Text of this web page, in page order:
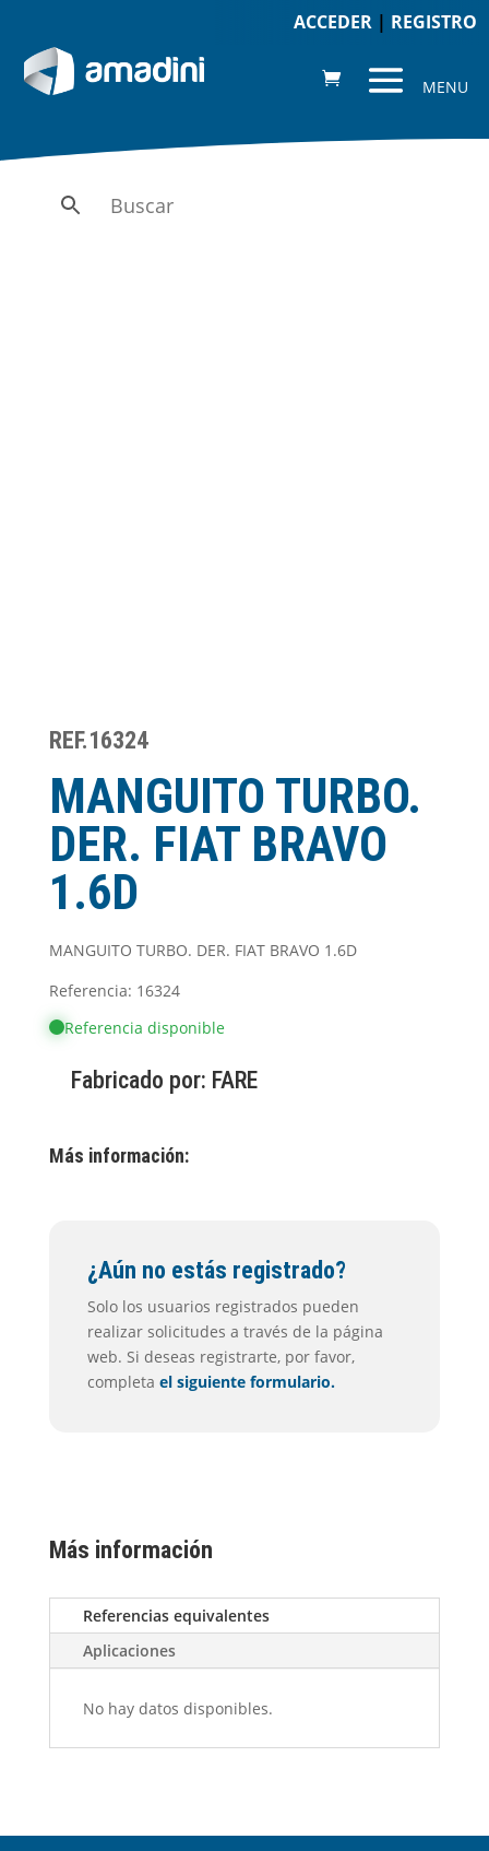
ACCEDER| REGISTRO
REF.16324
MANGUITO TURBO.
DER. FIAT BRAVO
1.6D
MANGUITO TURBO. DER. FIAT BRAVO 1.6D
Referencia: 16324
Referencia disponible
Fabricado por: FARE
Más información:
¿Aún no estás registrado?
Solo los usuarios registrados pueden
realizar solicitudes a través de la página
web. Si deseas registrarte, por favor,
completa el siguiente formulario.
Más información
Referencias equivalentes
Aplicaciones
No hay datos disponibles.